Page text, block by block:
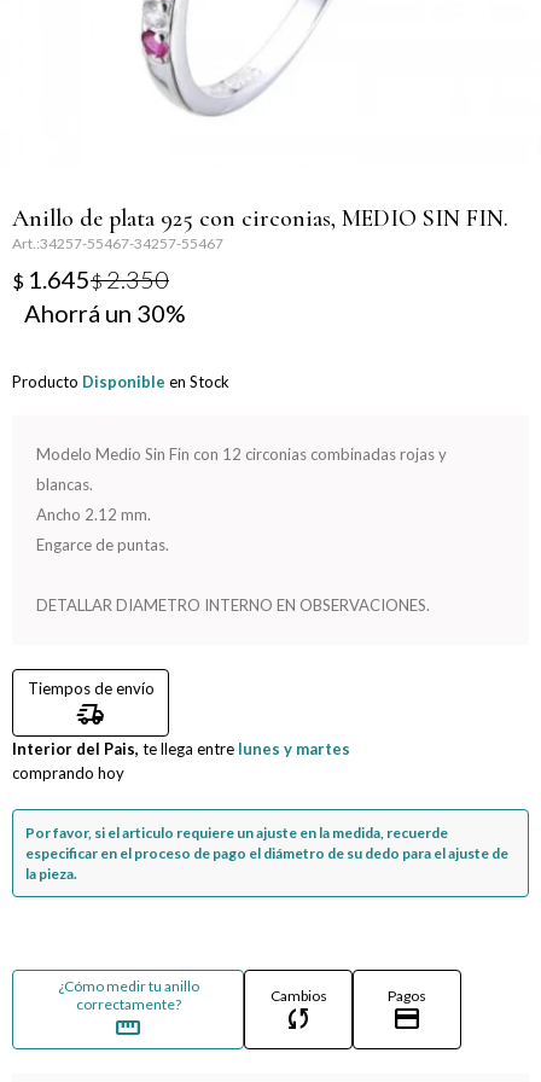
Anillo de plata 925 con circonias, MEDIO SIN FIN.
34257-55467-34257-55467
$ 1.645$2.350
30
Producto Disponible en Stock
Modelo Medio Sin Fin con 12 circonias combinadas rojas y
blancas.
Ancho 2.12 mm.
Engarce de puntas.
DETALLAR DIAMETRO INTERNO EN OBSERVACIONES.
Tiempos de envío
delivery_truck_speed
Interior del Pais, te llega entre lunes y martes
comprando hoy
Por favor, si el articulo requiere un ajuste en la medida, recuerde
especificar en el proceso de pago el diámetro de su dedo para el ajuste de
la pieza.
¿Cómo medir tu anillo
correctamente?
straighten
Cambios
sync
Pagos
credit_card
Día de la Mujer
Día de la Secretaria
Día del Amigo
Día del Maestro
Nacimiento
San Valentín